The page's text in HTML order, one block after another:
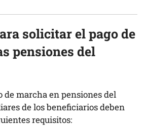
solicitar el pago de
pensiones del
de marcha en pensiones del
de los beneficiarios deben
requisitos: